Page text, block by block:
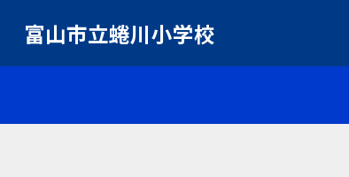
富山市立蜷川小学校